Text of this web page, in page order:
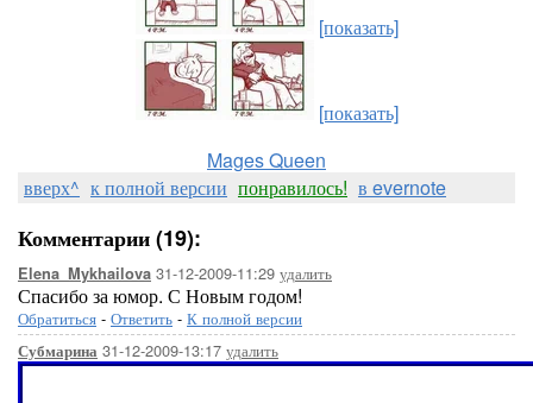
[показать]
[показать]
Mages Queen
вверх^ к полной версии понравилось! в evernote
Комментарии (19):
Elena_Mykhailova 31-12-2009-11:29 удалить
Спасибо за юмор. С Новым годом!
Обратиться - Ответить - К полной версии
Субмарина 31-12-2009-13:17 удалить